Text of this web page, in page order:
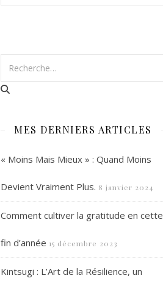
MES DERNIERS ARTICLES
« Moins Mais Mieux » : Quand Moins
Devient Vraiment Plus. 8 janvier 2024
Comment cultiver la gratitude en cette
fin d’année 15 décembre 2023
Kintsugi : L’Art de la Résilience, un